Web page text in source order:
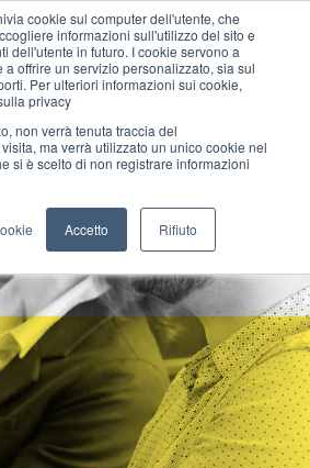
cookie sul computer dell'utente, che
informazioni sull'utilizzo del sito e
dell'utente in futuro. I cookie servono a
offrire un servizio personalizzato, sia sul
Per ulteriori informazioni sui cookie,
privacy
non verrà tenuta traccia del
ma verrà utilizzato un unico cookie nel
si è scelto di non registrare informazioni
Accetto Rifiuto
MENU